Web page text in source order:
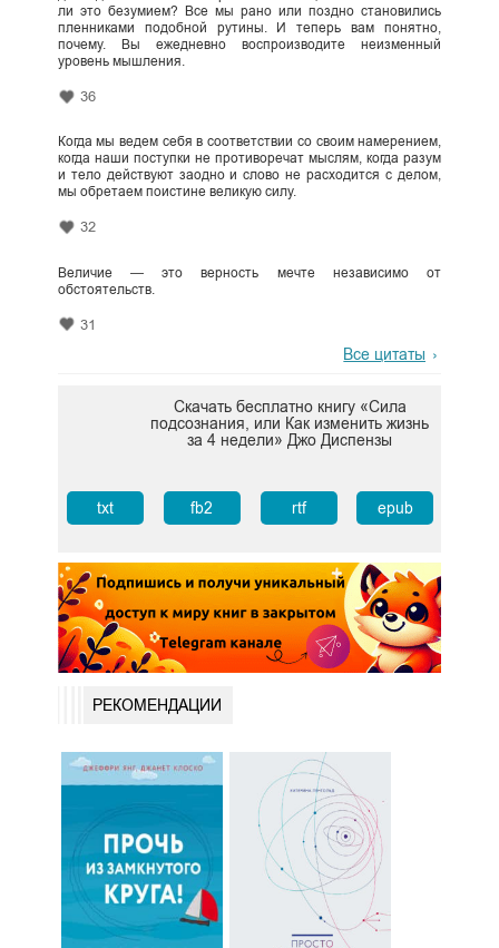
ли это безумием? Все мы рано или поздно становились
пленниками подобной рутины. И теперь вам понятно,
почему. Вы ежедневно воспроизводите неизменный
уровень мышления.
36
Когда мы ведем себя в соответствии со своим намерением,
когда наши поступки не противоречат мыслям, когда разум
и тело действуют заодно и слово не расходится с делом,
мы обретаем поистине великую силу.
32
Величие — это верность мечте независимо от
обстоятельств.
31
Все цитаты
Скачать бесплатно книгу «Сила
подсознания, или Как изменить жизнь
за 4 недели» Джо Диспензы
txt fb2 rtf epub
РЕКОМЕНДАЦИИ